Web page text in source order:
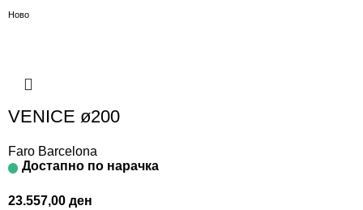
Ново
VENICE ø200
Faro Barcelona
Достапно по нарачка
23.557,00 ден